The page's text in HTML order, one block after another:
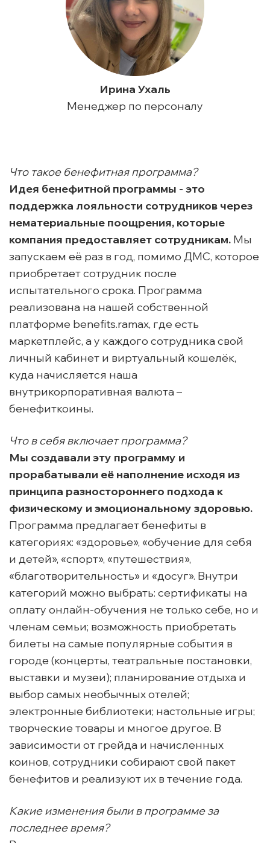
Ирина Ухаль
Менеджер по персоналу
Что такое бенефитная программа?
Идея бенефитной программы - это
поддержка лояльности сотрудников через
нематериальные поощрения, которые
компания предоставляет сотрудникам. Мы
запускаем её раз в год, помимо ДМС, которое
приобретает сотрудник после
испытательного срока. Программа
реализована на нашей собственной
платформе benefits.ramax, где есть
маркетплейс, а у каждого сотрудника свой
личный кабинет и виртуальный кошелёк,
куда начисляется наша
внутрикорпоративная валюта –
бенефиткоины.
Что в себя включает программа?
Мы создавали эту программу и
прорабатывали её наполнение исходя из
принципа разностороннего подхода к
физическому и эмоциональному здоровью.
Программа предлагает бенефиты в
категориях: «здоровье», «обучение для себя
и детей», «спорт», «путешествия»,
«благотворительность» и «досуг». Внутри
категорий можно выбрать: сертификаты на
оплату онлайн-обучения не только себе, но и
членам семьи; возможность приобретать
билеты на самые популярные события в
городе (концерты, театральные постановки,
выставки и музеи); планирование отдыха и
выбор самых необычных отелей;
электронные библиотеки; настольные игры;
творческие товары и многое другое. В
зависимости от грейда и начисленных
коинов, сотрудники собирают свой пакет
бенефитов и реализуют их в течение года.
Какие изменения были в программе за
последнее время?